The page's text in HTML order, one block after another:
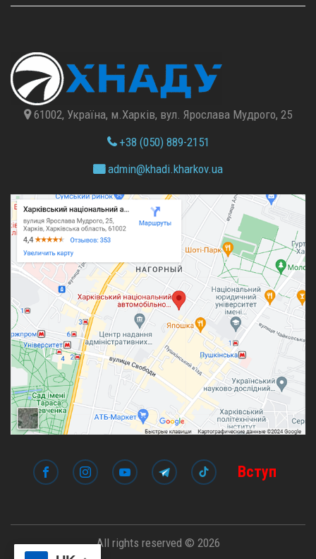
61002, Україна, м.Харків, вул. Ярослава Мудрого, 25
+38 (050) 889-2151
admin@khadi.kharkov.ua
Вступ
All rights reserved © 2026